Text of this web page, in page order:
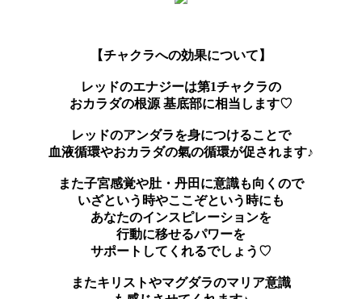
【チャクラへの効果について】
レッドのエナジーは第1チャクラの
おカラダの根源 基底部に相当します♡
レッドのアンダラを身につけることで
血液循環やおカラダの氣の循環が促されます♪
また子宮感覚や肚・丹田に意識も向くので
いざという時やここぞという時にも
あなたのインスピレーションを
行動に移せるパワーを
サポートしてくれるでしょう♡
またキリストやマグダラのマリア意識